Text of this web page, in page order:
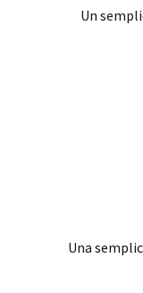
Un
Una